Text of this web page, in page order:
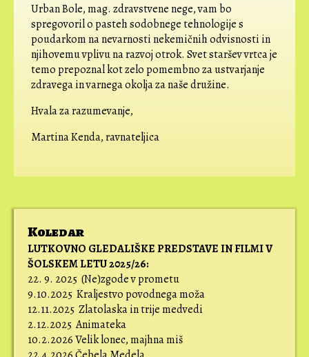
Koledar
LUTKOVNO GLEDALIŠKE PREDSTAVE IN FILMI V
ŠOLSKEM LETU 2025/26:
22. 9. 2025 (Ne)zgode v prometu
9.10.2025 Kraljestvo povodnega moža
12.11.2025 Zlatolaska in trije medvedi
2.12.2025 Animateka
10.2.2026 Velik lonec, majhna miš
Urban Bole, mag. zdravstvene nege, vam bo
spregovoril o pasteh sodobnege tehnologije s
poudarkom na nevarnosti nekemičnih odvisnosti in
njihovemu vplivu na razvoj otrok. Svet staršev vrtca je
temo prepoznal kot zelo pomembno za ustvarjanje
zdravega in varnega okolja za naše družine.
Hvala za razumevanje,
Martina Kenda, ravnateljica